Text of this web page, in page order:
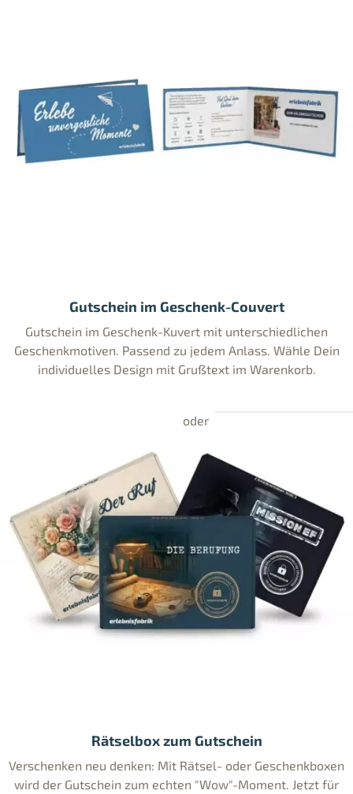
Gutschein im Geschenk-Couvert
Gutschein im Geschenk-Kuvert mit unterschiedlichen
Geschenkmotiven. Passend zu jedem Anlass. Wähle Dein
individuelles Design mit Grußtext im Warenkorb.
Rätselbox zum Gutschein
Verschenken neu denken: Mit Rätsel- oder Geschenkboxen
wird der Gutschein zum echten "Wow"-Moment. Jetzt für